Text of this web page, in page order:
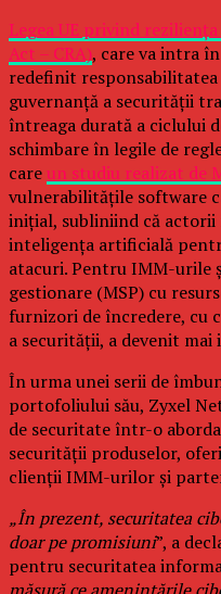
Legea UE privind
Act – CRA), care va intra
redefinit
guvernanță a securității
întreaga durată a ciclului
schimbare în legile de
careun studiu realizat de
vulnerabilitățile software
inițial, subliniind că
inteligența artificială
atacuri. Pentru IMM-urile
gestionare (MSP) cu
furnizori de încredere, cu
a securității, a devenit
În urma unei serii de
portofoliului său, Zyxel
de securitate într-o
securității produselor,
clienții IMM-urilor și
„În prezent, securitatea
doar pe promisiuni”, a
pentru securitatea